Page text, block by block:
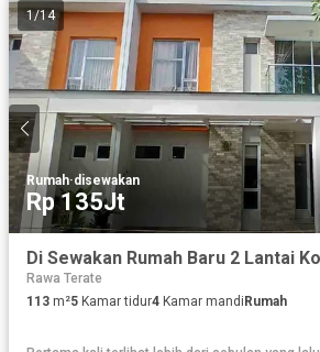
1/14
Rumah·disewakan
Rp 135Jt
Rawa Terate
113 m²5 Kamar tidur4 Kamar mandi Rumah